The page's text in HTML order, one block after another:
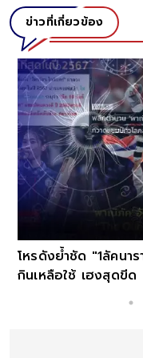
ข่าวที่เกี่ยวข้อง
โหรดังย้ำชัด "1ลัคนา
กินเหลือใช้ เฮงสุดขีด